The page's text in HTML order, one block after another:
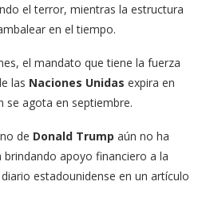
el terror, mientras la estructura
en el tiempo.
el mandato que tiene la fuerza
las Naciones Unidas expira en
se agota en septiembre.
de Donald Trump aún no ha
apoyo financiero a la
estadounidense en un artículo